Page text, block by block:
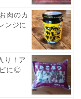
肉のカ
ンジに
り！ア
ピに◎